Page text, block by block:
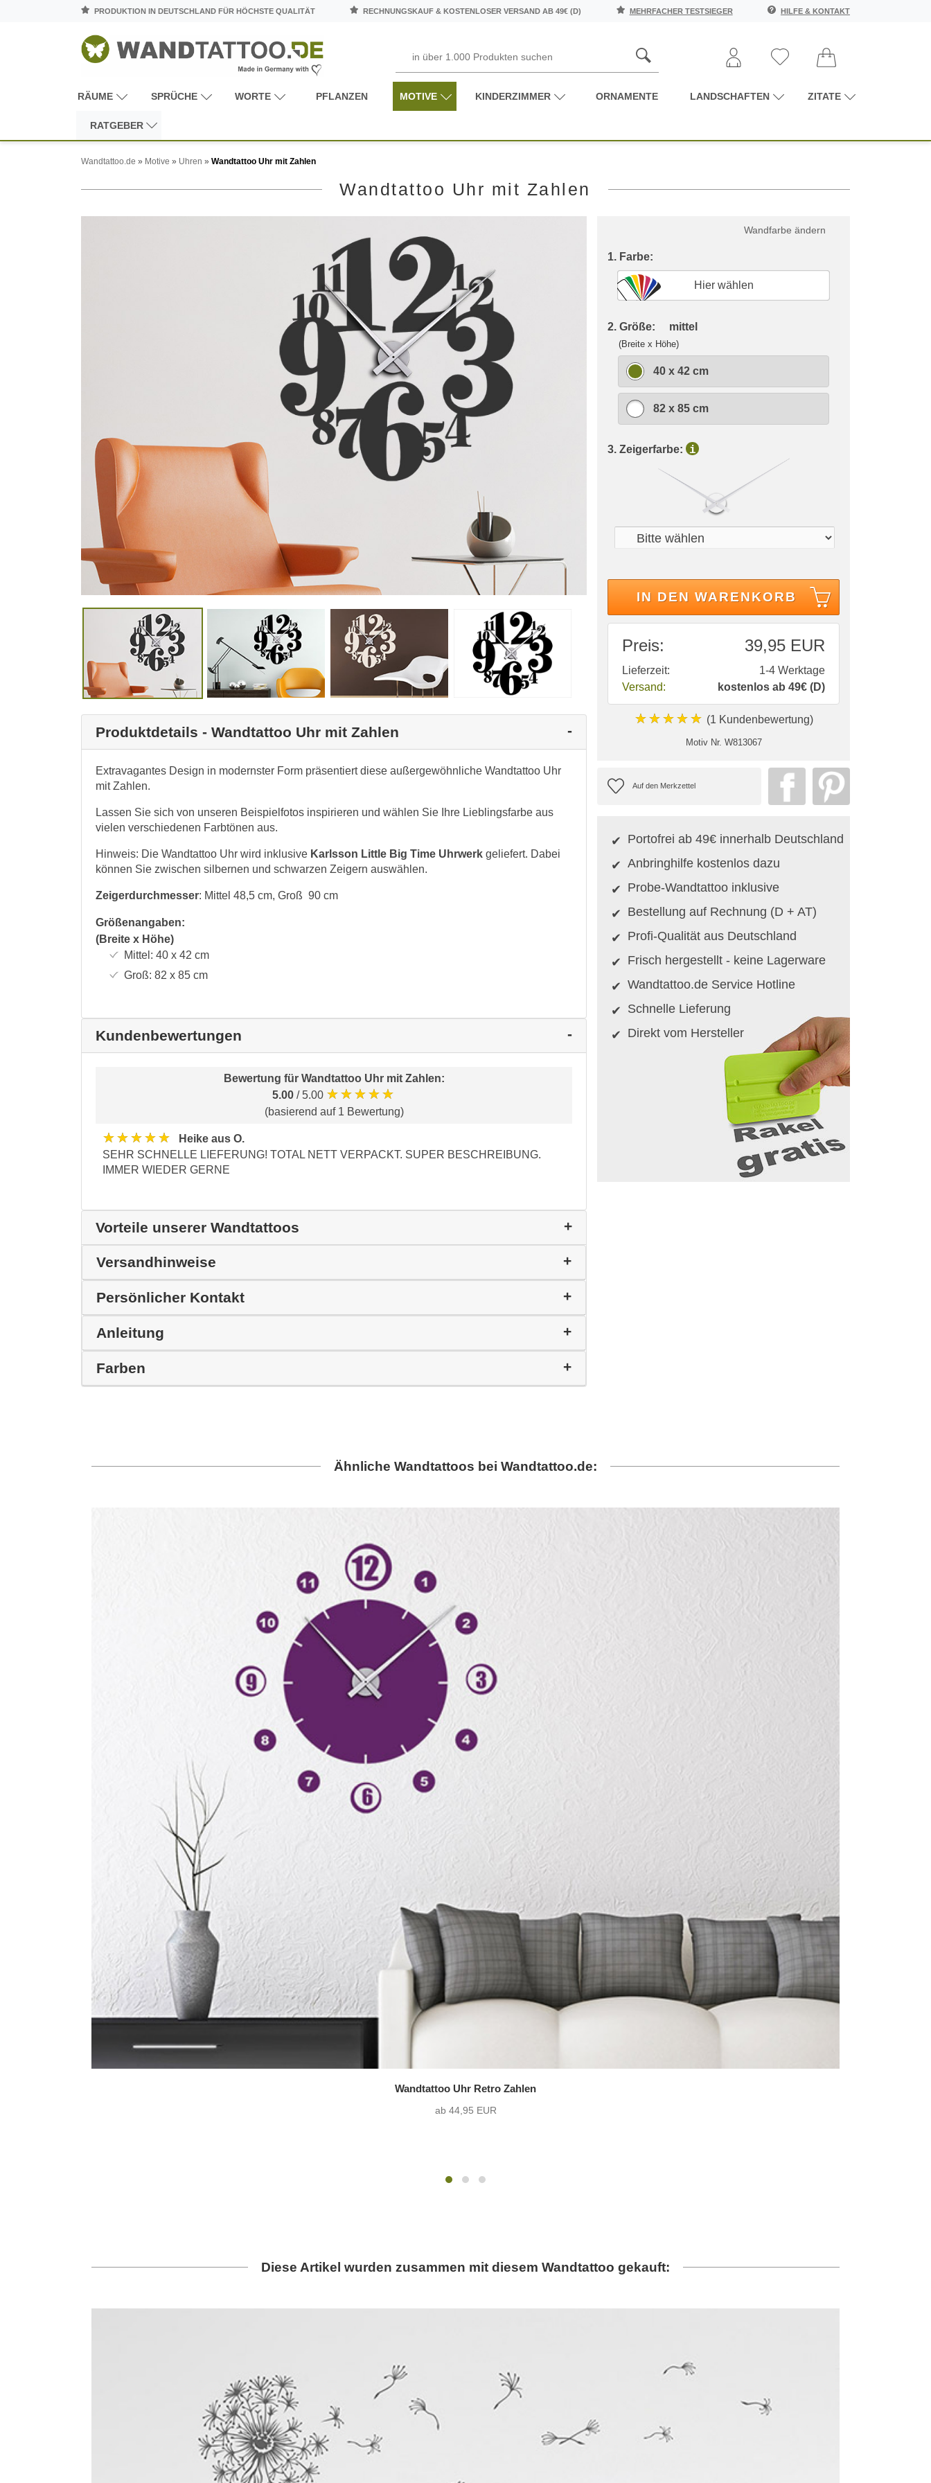
PRODUKTION IN DEUTSCHLAND FÜR HÖCHSTE QUALITÄT RECHNUNGSKAUF & KOSTENLOSER VERSAND AB 49€ (D) MEHRFACHER TESTSIEGER HILFE & KONTAKT
RÄUME SPRÜCHE WORTE PFLANZEN MOTIVE KINDERZIMMER ORNAMENTE LANDSCHAFTEN ZITATE
RATGEBER
Wandtattoo.de » Motive » Uhren » Wandtattoo Uhr mit Zahlen
Wandtattoo Uhr mit Zahlen
Produktdetails - Wandtattoo Uhr mit Zahlen
Extravagantes Design in modernster Form präsentiert diese außergewöhnliche Wandtattoo Uhr
mit Zahlen.
Lassen Sie sich von unseren Beispielfotos inspirieren und wählen Sie Ihre Lieblingsfarbe aus
vielen verschiedenen Farbtönen aus.
Hinweis: Die Wandtattoo Uhr wird inklusive Karlsson Little Big Time Uhrwerk geliefert. Dabei
können Sie zwischen silbernen und schwarzen Zeigern auswählen.
Zeigerdurchmesser: Mittel 48,5 cm, Groß 90 cm
Größenangaben:
(Breite x Höhe)
Mittel: 40 x 42 cm
Groß: 82 x 85cm
Kundenbewertungen
Bewertung für Wandtattoo Uhr mit Zahlen:
5.00 / 5.00 ★★★★★
(basierend auf 1 Bewertung)
★★★★★
Heike aus O.
SEHR SCHNELLE LIEFERUNG! TOTAL NETT VERPACKT. SUPER BESCHREIBUNG.
IMMER WIEDER GERNE
Vorteile unserer Wandtattoos
Versandhinweise
Persönlicher Kontakt
Anleitung
Farben
Wandfarbe ändern
1. Farbe:
Hier wählen
2. Größe: mittel
(Breite x Höhe)
40 x 42 cm
82 x 85 cm
3. Zeigerfarbe: i
IN DEN WARENKORB
Preis: 39,95 EUR
Lieferzeit:
1-4 Werktage
Versand:
kostenlos ab 49€ (D)
★★★★★ (1 Kundenbewertung)
Motiv Nr. W813067
Portofrei ab 49€ innerhalb Deutschland
Anbringhilfe kostenlos dazu
Probe-Wandtattoo inklusive
Bestellung auf Rechnung (D + AT)
Profi-Qualität aus Deutschland
Frisch hergestellt - keine Lagerware
Wandtattoo.de Service Hotline
Schnelle Lieferung
Direkt vom Hersteller
Ähnliche Wandtattoos bei Wandtattoo.de:
Wandtattoo Uhr Retro Zahlen
ab 44,95 EUR
Diese Artikel wurden zusammen mit diesem Wandtattoo gekauft: